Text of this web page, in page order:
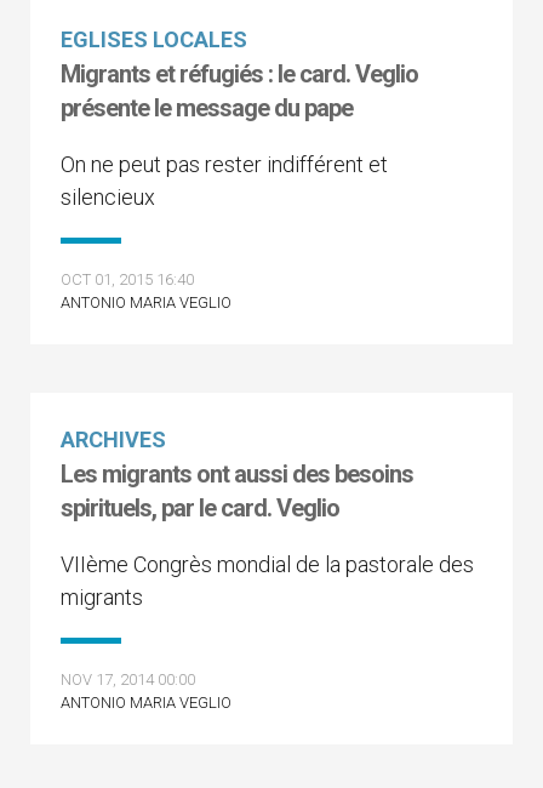
EGLISES LOCALES
Migrants et réfugiés : le card. Veglio
présente le message du pape
On ne peut pas rester indifférent et
silencieux
OCT 01, 2015 16:40
ANTONIO MARIA VEGLIO
ARCHIVES
Les migrants ont aussi des besoins
spirituels, par le card. Veglio
VIIème Congrès mondial de la pastorale des
migrants
NOV 17, 2014 00:00
ANTONIO MARIA VEGLIO